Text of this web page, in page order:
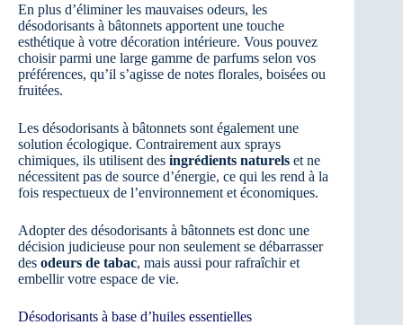
En plus d’éliminer les mauvaises odeurs, les
désodorisants à bâtonnets apportent une touche
esthétique à votre décoration intérieure. Vous pouvez
choisir parmi une large gamme de parfums selon vos
préférences, qu’il s’agisse de notes florales, boisées ou
fruitées.
Les désodorisants à bâtonnets sont également une
solution écologique. Contrairement aux sprays
chimiques, ils utilisent des ingrédients naturels et ne
nécessitent pas de source d’énergie, ce qui les rend à la
fois respectueux de l’environnement et économiques.
Adopter des désodorisants à bâtonnets est donc une
décision judicieuse pour non seulement se débarrasser
des odeurs de tabac, mais aussi pour rafraîchir et
embellir votre espace de vie.
Désodorisants à base d’huiles essentielles